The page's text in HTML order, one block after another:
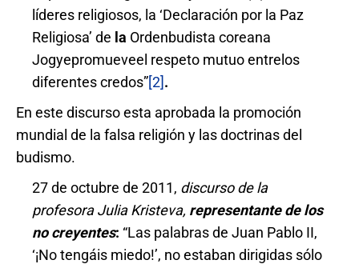
líderes religiosos, la ‘Declaración por la Paz
Religiosa’ de la Ordenbudista coreana
Jogyepromueveel respeto mutuo entrelos
diferentes credos”[2].
En este discurso esta aprobada la promoción
mundial de la falsa religión y las doctrinas del
budismo.
27 de octubre de 2011, discurso de la
profesora Julia Kristeva, representante de los
no creyentes: “Las palabras de Juan Pablo II,
‘¡No tengáis miedo!’, no estaban dirigidas sólo